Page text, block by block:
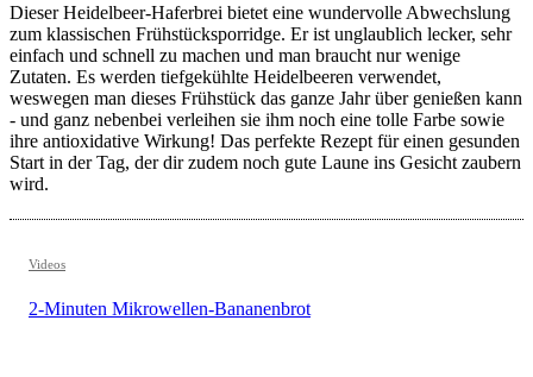
Dieser Heidelbeer-Haferbrei bietet eine wundervolle Abwechslung
zum klassischen Frühstücksporridge. Er ist unglaublich lecker, sehr
einfach und schnell zu machen und man braucht nur wenige
Zutaten. Es werden tiefgekühlte Heidelbeeren verwendet,
weswegen man dieses Frühstück das ganze Jahr über genießen kann
- und ganz nebenbei verleihen sie ihm noch eine tolle Farbe sowie
ihre antioxidative Wirkung! Das perfekte Rezept für einen gesunden
Start in der Tag, der dir zudem noch gute Laune ins Gesicht zaubern
wird.
Videos
2-Minuten Mikrowellen-Bananenbrot